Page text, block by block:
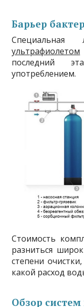
Барьер
ультрафиолетом
последний
употреблением.
Стоимость
разниться
степени
какой расход
Обзор